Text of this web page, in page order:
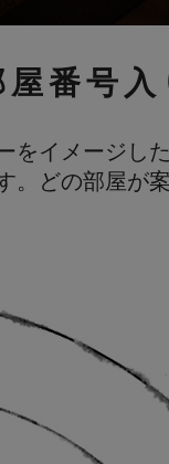
屋番号入
をイメージし
。どの部屋が